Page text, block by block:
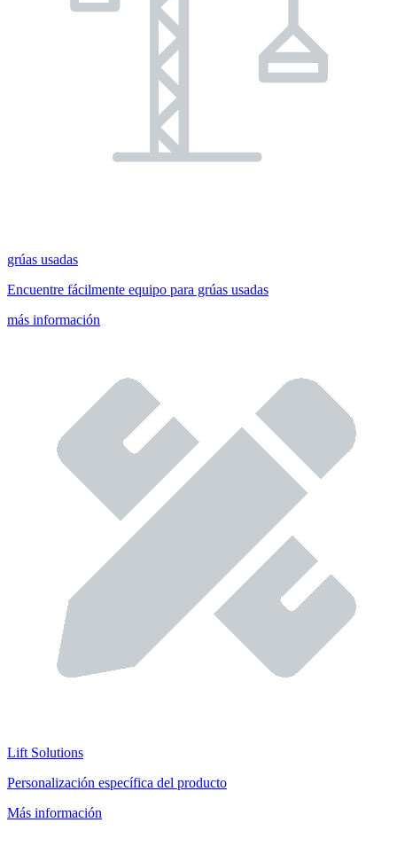
grúas usadas
Encuentre fácilmente equipo para grúas usadas
más información
Lift Solutions
Personalización específica del producto
Más información